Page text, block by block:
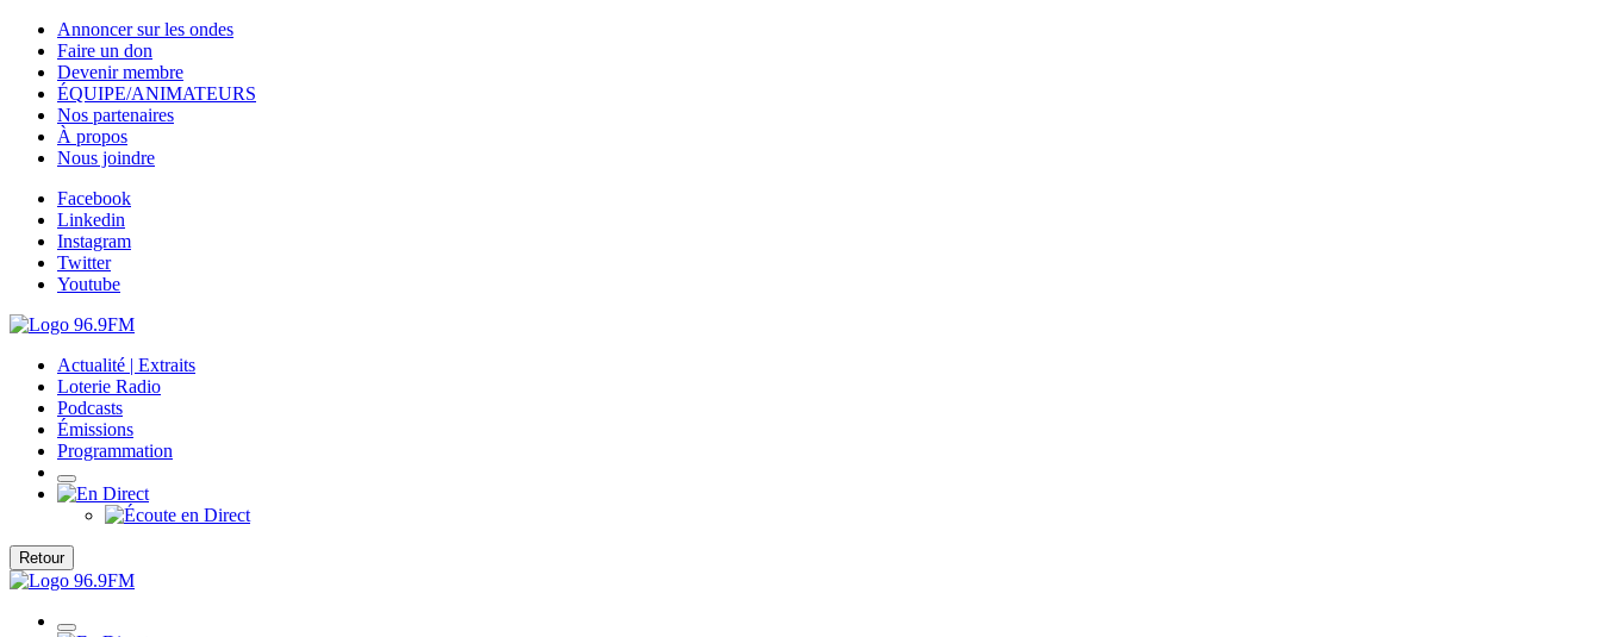
Annoncer sur les ondes
Faire un don
Devenir membre
ÉQUIPE/ANIMATEURS
Nos partenaires
À propos
Nous joindre
Facebook
Linkedin
Instagram
Twitter
Youtube
Actualité | Extraits
Loterie Radio
Podcasts
Émissions
Programmation
Retour